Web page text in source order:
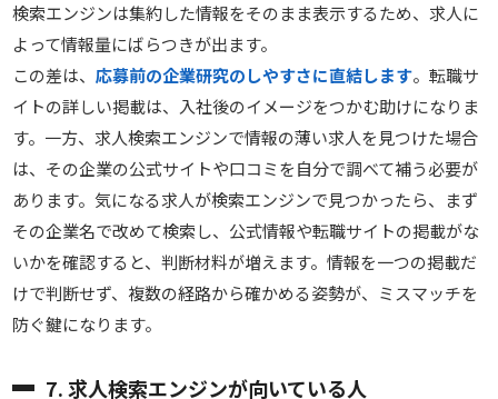
検索エンジンは集約した情報をそのまま表示するため、求人に
よって情報量にばらつきが出ます。
この差は、応募前の企業研究のしやすさに直結します。転職サ
イトの詳しい掲載は、入社後のイメージをつかむ助けになりま
す。一方、求人検索エンジンで情報の薄い求人を見つけた場合
は、その企業の公式サイトや口コミを自分で調べて補う必要が
あります。気になる求人が検索エンジンで見つかったら、まず
その企業名で改めて検索し、公式情報や転職サイトの掲載がな
いかを確認すると、判断材料が増えます。情報を一つの掲載だ
けで判断せず、複数の経路から確かめる姿勢が、ミスマッチを
防ぐ鍵になります。
7. 求人検索エンジンが向いている人